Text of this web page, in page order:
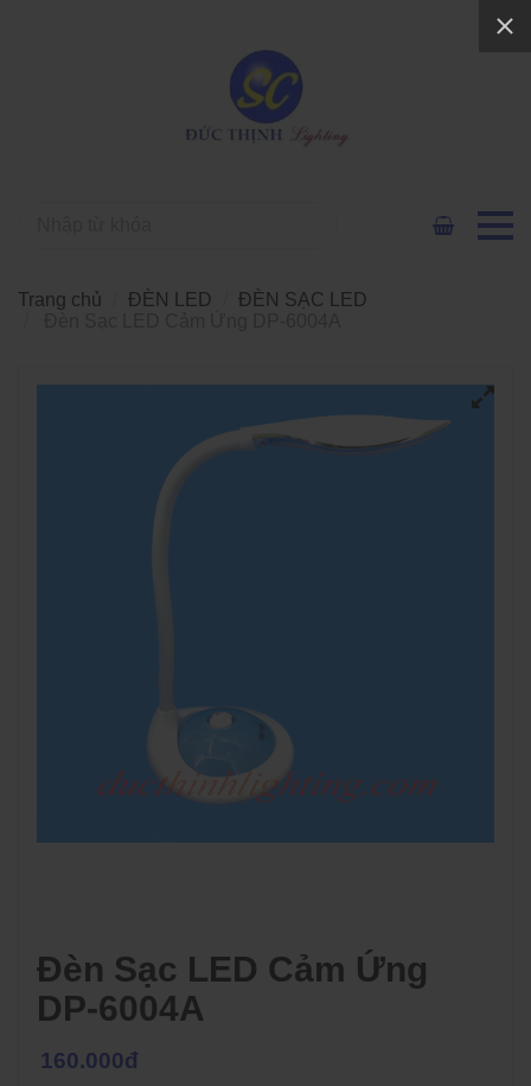
Đèn Sạc LED Cảm Ứng
DP-6004A
160.000đ
Trang chủ ĐÈN LED
ĐÈN SẠC LED